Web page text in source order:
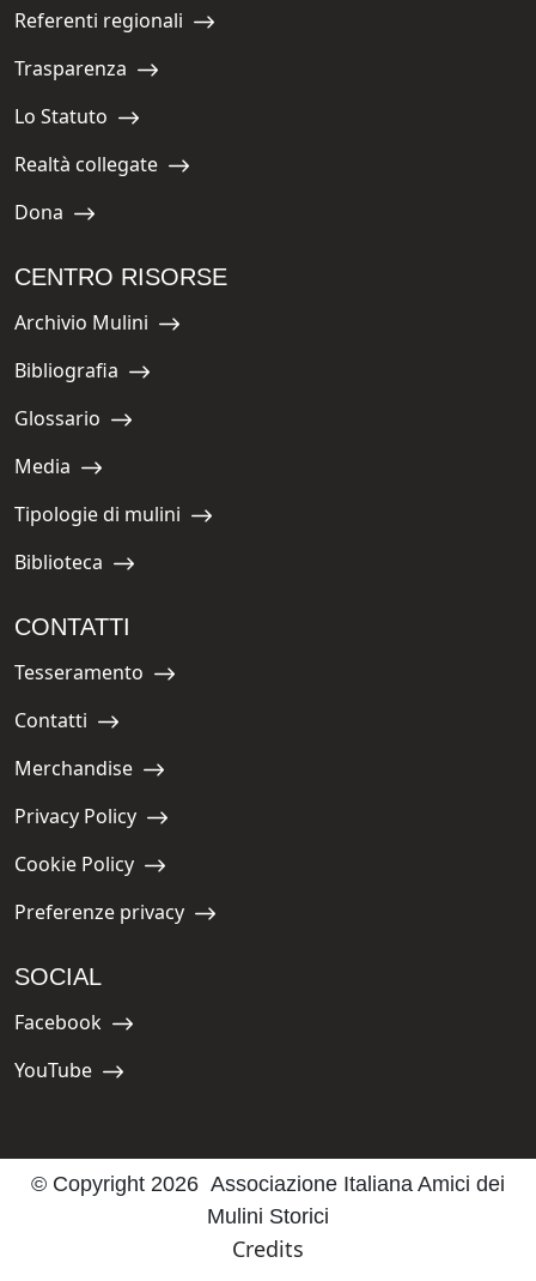
Navigate to:
Referenti regionali
Navigate to:
Trasparenza
Navigate to:
Lo Statuto
Navigate to:
Realtà collegate
Navigate to:
Dona
CENTRO RISORSE
Navigate to:
Archivio Mulini
Navigate to:
Bibliografia
Navigate to:
Glossario
Navigate to:
Media
Navigate to:
Tipologie di mulini
Navigate to:
Biblioteca
CONTATTI
Navigate to:
Tesseramento
Navigate to:
Contatti
Navigate to:
Merchandise
Navigate to:
Privacy Policy
Navigate to:
Cookie Policy
Navigate to:
Preferenze privacy
SOCIAL
Navigate to:
Facebook
Navigate to:
YouTube
© Copyright 2026 Associazione Italiana Amici dei
Mulini Storici
Credits